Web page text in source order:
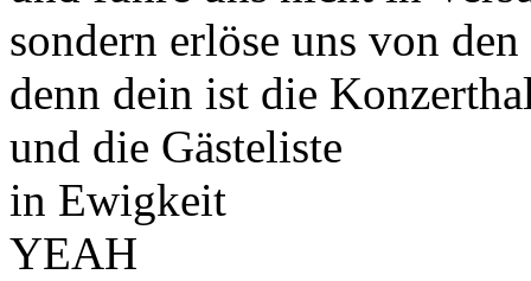
sondern erlöse uns von
denn dein ist die
und die Gästeliste
in Ewigkeit
YEAH